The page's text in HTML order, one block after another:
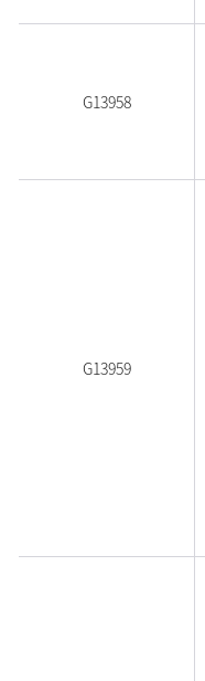
G13958
G13959